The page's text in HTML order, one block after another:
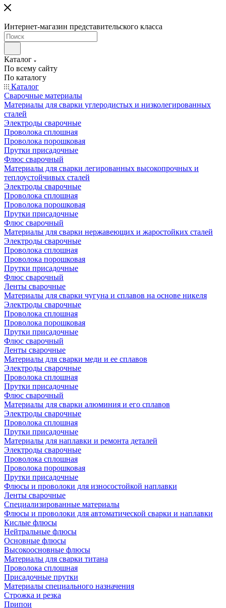
Интернет-магазин представительского класса
Каталог
По всему сайту
По каталогу
Каталог
Сварочные материалы
Материалы для сварки углеродистых и низколегированных
сталей
Электроды сварочные
Проволока сплошная
Проволока порошковая
Прутки присадочные
Флюс сварочный
Материалы для сварки легированных высокопрочных и
теплоустойчивых сталей
Электроды сварочные
Проволока сплошная
Проволока порошковая
Прутки присадочные
Флюс сварочный
Материалы для сварки нержавеющих и жаростойких сталей
Электроды сварочные
Проволока сплошная
Проволока порошковая
Прутки присадочные
Флюс сварочный
Ленты сварочные
Материалы для сварки чугуна и сплавов на основе никеля
Электроды сварочные
Проволока сплошная
Проволока порошковая
Прутки присадочные
Флюс сварочный
Ленты сварочные
Материалы для сварки меди и ее сплавов
Электроды сварочные
Проволока сплошная
Прутки присадочные
Флюс сварочный
Материалы для сварки алюминия и его сплавов
Электроды сварочные
Проволока сплошная
Прутки присадочные
Материалы для наплавки и ремонта деталей
Электроды сварочные
Проволока сплошная
Проволока порошковая
Прутки присадочные
Флюсы и проволоки для износостойкой наплавки
Ленты сварочные
Специализированные материалы
Флюсы и проволоки для автоматической сварки и наплавки
Кислые флюсы
Нейтральные флюсы
Основные флюсы
Высокоосновные флюсы
Материалы для сварки титана
Проволока сплошная
Присадочные прутки
Материалы специального назначения
Строжка и резка
Припои